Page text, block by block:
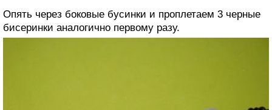
Опять через боковые бусинки и проплетаем 3 черные
бисеринки аналогично первому разу.